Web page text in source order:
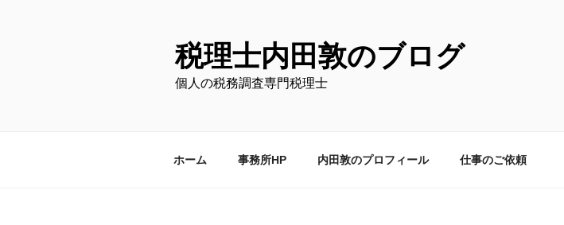
税理士内田敦のブログ
個人の税務調査専門税理士
ホーム 事務所HP 内田敦のプロフィール 仕事のご依頼